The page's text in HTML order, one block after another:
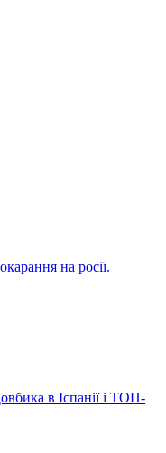
на росії.
в Іспанії і ТОП-